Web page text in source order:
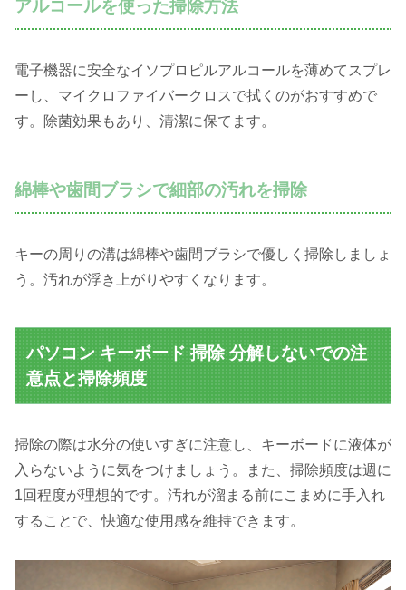
アルコールを使った掃除方法
電子機器に安全なイソプロピルアルコールを薄めてスプレ
ーし、マイクロファイバークロスで拭くのがおすすめで
す。除菌効果もあり、清潔に保てます。
綿棒や歯間ブラシで細部の汚れを掃除
キーの周りの溝は綿棒や歯間ブラシで優しく掃除しましょ
う。汚れが浮き上がりやすくなります。
パソコン キーボード 掃除 分解しないでの注
意点と掃除頻度
掃除の際は水分の使いすぎに注意し、キーボードに液体が
入らないように気をつけましょう。また、掃除頻度は週に
1回程度が理想的です。汚れが溜まる前にこまめに手入れ
することで、快適な使用感を維持できます。